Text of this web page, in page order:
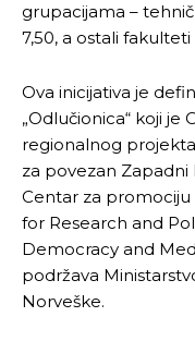
grupacijama –
7,50, a ostali
Ova inicijativa je
„Odlučionica“ koji je
regionalnog
za povezan
Centar za promociju
for Research and
Democracy and
podržava
Norveške.